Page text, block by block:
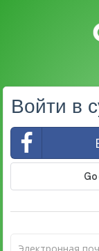
Войти в